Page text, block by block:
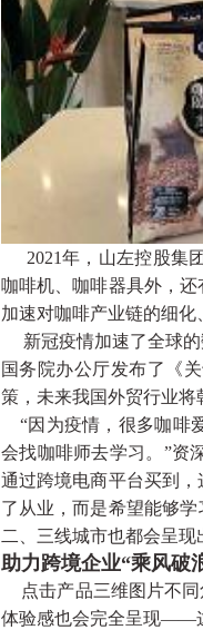
2021年，山左控股集
咖啡机、咖啡器具外，
加速对咖啡产业链的细化
新冠疫情加速了全球的
国务院办公厅发布了《
策，未来我国外贸行业
“因为疫情，很多咖啡
会找咖啡师去学习。”资
通过跨境电商平台买到
了从业，而是希望能够
二、三线城市也都会呈现
助力跨境企业“乘风破
点击产品三维图片不
体验感也会完全呈现——